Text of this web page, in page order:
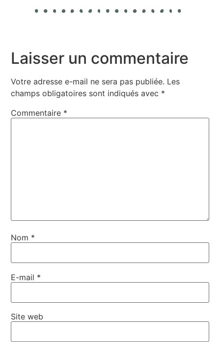
Laisser un commentaire
Votre adresse e-mail ne sera pas publiée. Les
champs obligatoires sont indiqués avec *
Commentaire *
Nom *
E-mail *
Site web